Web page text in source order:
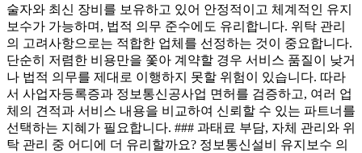
술자와 최신 장비를 보유하고 있어 안정적이고 체계적인 유지
보수가 가능하며, 법적 의무 준수에도 유리합니다. 위탁 관리
의 고려사항으로는 적합한 업체를 선정하는 것이 중요합니다.
단순히 저렴한 비용만을 쫓아 계약할 경우 서비스 품질이 낮거
나 법적 의무를 제대로 이행하지 못할 위험이 있습니다. 따라
서 사업자등록증과 정보통신공사업 면허를 검증하고, 여러 업
체의 견적과 서비스 내용을 비교하여 신뢰할 수 있는 파트너를
선택하는 지혜가 필요합니다. ### 과태료 부담, 자체 관리와 위
탁 관리 중 어디에 더 유리할까요? 정보통신설비 유지보수 의